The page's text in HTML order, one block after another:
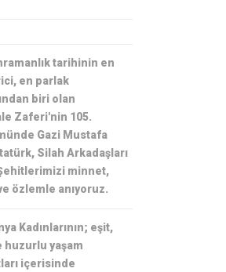
tarihinin en
en parlak
biri olan
Zaferi'nin 105.
Gazi Mustafa
Silah Arkadaşları
minnet,
özlemle anıyoruz.
Kadınlarının; eşit,
huzurlu yaşam
içerisinde